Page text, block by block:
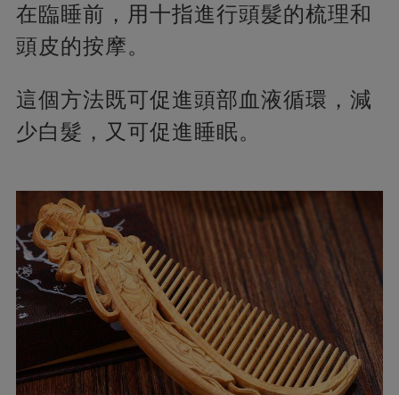
在臨睡前，用十指進行頭髮的梳理和
頭皮的按摩。
這個方法既可促進頭部血液循環，減
少白髮，又可促進睡眠。